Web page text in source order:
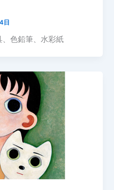
日
色鉛筆、水彩紙